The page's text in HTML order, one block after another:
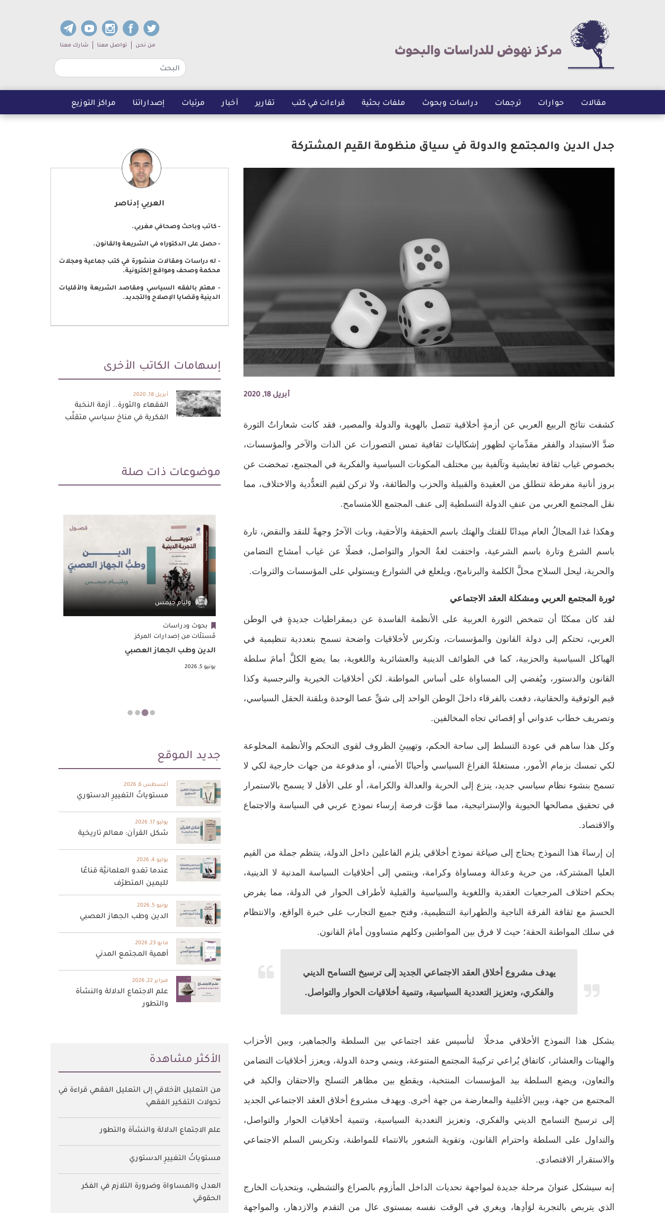
Sub navigation
من نحن تواصل معنا شارك معنا
مقالات حوارات ترجمات دراسات وبحوث ملفات بحثية قراءات في كتب تقارير أخبار مرئيات إصداراتنا مراكز التوزيع
جدل الدين والمجتمع والدولة في سياق منظومة القيم المشتركة
أبريل 18, 2020
كشفت نتائج الربيع العربي عن أزمةٍ أخلاقية تتصل بالهوية والدولة والمصير، فقد كانت شعاراتُ الثورة
ضدَّ الاستبداد والفقر مقدِّماتٍ لظهور إشكاليات ثقافية تمس التصورات عن الذات والآخر والمؤسسات،
بخصوص غياب ثقافة تعايشية وتآلفية بين مختلف المكونات السياسية والفكرية في المجتمع، تمخضت عن
بروز أنانية مفرطة تنطلق من العقيدة والقبيلة والحزب والطائفة، ولا تركن لقيم التعدُّدية والاختلاف، مما
نقل المجتمع العربي من عنفِ الدولة التسلطية إلى عنف المجتمع اللامتسامح.
وهكذا غدا المجالُ العام ميدانًا للفتك والهتك باسم الحقيقة والأحقية، وبات الآخرُ وجهةً للنقد والنقض، تارة
باسم الشرع وتارة باسم الشرعية، واختفت لغةُ الحوار والتواصل، فضلًا عن غياب أمشاج التضامن
والحرية، ليحل السلاح محلَّ الكلمة والبرنامج، ويلعلع في الشوارع ويستولي على المؤسسات والثروات.
ثورة المجتمع العربي ومشكلة العقد الاجتماعي
لقد كان ممكنًا أن تتمخض الثورة العربية على الأنظمة الفاسدة عن ديمقراطيات جديدةٍ في الوطن
العربي، تحتكم إلى دولة القانون والمؤسسات، وتكرس لأخلاقيات واضحة تسمح بتعددية تنظيمية في
الهياكل السياسية والحزبية، كما في الطوائف الدينية والعشائرية واللغوية، بما يضع الكلَّ أمامَ سلطة
القانون والدستور، ويُفضي إلى المساواة على أساس المواطنة. لكن أخلاقيات الخيرية والنرجسية وكذا
قيم الوثوقية والحقانية، دفعت بالفرقاء داخلَ الوطن الواحد إلى شقِّ عصا الوحدة وبلقنة الحقل السياسي،
وتصريف خطاب عدواني أو إقصائي تجاه المخالفين.
وكل هذا ساهم في عودة التسلط إلى ساحة الحكم، وتهييئِ الظروف لقوى التحكم والأنظمة المخلوعة
لكي تمسك بزمام الأمور، مستغلةً الفراغ السياسي وأحيانًا الأمني، أو مدفوعة من جهات خارجية لكي لا
تسمح بنشوء نظام سياسي جديد، ينزع إلى الحرية والعدالة والكرامة، أو على الأقل لا يسمح بالاستمرار
في تحقيق مصالحها الحيوية والإستراتيجية، مما فوَّت فرصة إرساء نموذج عربي في السياسة والاجتماع
والاقتصاد.
إن إرساءَ هذا النموذج يحتاج إلى صياغة نموذج أخلاقي يلزم الفاعلين داخل الدولة، ينتظم جملة من القيم
العليا المشتركة، من حرية وعدالة ومساواة وكرامة، وينتمي إلى أخلاقيات السياسة المدنية لا الدينية،
بحكم اختلاف المرجعيات العقدية واللغوية والسياسية والقبلية لأطراف الحوار في الدولة، مما يفرض
الحسمَ مع ثقافة الفرقة الناجية والطهرانية التنظيمية، وفتح جميع التجارب على خبرة الواقع، والانتظام
في سلك المواطنة الحقة؛ حيث لا فرق بين المواطنين وكلهم متساوون أمامَ القانون.
يهدف مشروع أخلاق العقد الاجتماعي الجديد إلى ترسيخ التسامح الديني
والفكري، وتعزيز التعددية السياسية، وتنمية أخلاقيات الحوار والتواصل.
يشكل هذا النموذج الأخلاقي مدخلًا لتأسيس عقد اجتماعي بين السلطة والجماهير، وبين الأحزاب
والهيئات والعشائر، كاتفاق يُراعي تركيبةَ المجتمع المتنوعة، وينمي وحدة الدولة، ويعزز أخلاقيات التضامن
والتعاون، ويضع السلطة بيد المؤسسات المنتخبة، ويقطع بين مظاهر التسلح والاحتقان والكيد في
المجتمع من جهة، وبين الأغلبية والمعارضة من جهة أخرى. ويهدف مشروع أخلاق العقد الاجتماعي الجديد
إلى ترسيخ التسامح الديني والفكري، وتعزيز التعددية السياسية، وتنمية أخلاقيات الحوار والتواصل،
والتداول على السلطة واحترام القانون، وتقوية الشعور بالانتماء للمواطنة، وتكريس السلم الاجتماعي
والاستقرار الاقتصادي.
إنه سيشكل عنوانَ مرحلة جديدة لمواجهة تحديات الداخل المأزوم بالصراع والتشظي، وبتحديات الخارج
الذي يتربص بالتجربة لوَأدِها، ويغري في الوقت نفسه بمستوى عال من التقدم والازدهار، والمواجهة
العربي إدناصر
- كاتب وباحث وصحافي مغربي.
- حصل على الدكتوراه في الشريعة والقانون.
- له دراسات ومقالات منشورة في كتب جماعية ومجلات
محكمة وصحف ومواقع إلكترونية.
- مهتم بالفقه السياسي ومقاصد الشريعة والأقليات
الدينية وقضايا الإصلاح والتجديد.
إسهامات الكاتب الأخرى
أبريل 18, 2020
الفقهاء والثورة.. أزمة النخبة
الفكرية في مناخ سياسي متقلِّب
موضوعات ذات صلة
أحمد مرعي المعماري
بحوث ودراسات
العلوم الإسلامية
الممارسة الاجتماعية وتأثيرها في الاجتهاد
ديسمبر 29, 2025
بحوث ودراسات
مُستلّات من إصدارات المركز
عندما تغدو العلمانيَّة قناعًا لليمين المتطرّف
يوليو 4, 2026
وليام جيمس
بحوث ودراسات
مُستلّات من إصدارات المركز
الدين وطب الجهاز العصبي
يونيو 5, 2026
جديد الموقع
أغسطس 6, 2026
مستوياتُ التغييرِ الدستوري
يوليو 17, 2026
شكل القرآن: معالم تاريخية
يوليو 4, 2026
عندما تغدو العلمانيَّة قناعًا
لليمين المتطرّف
يونيو 5, 2026
الدين وطب الجهاز العصبي
مايو 23, 2026
أهمية المجتمع المدني
فبراير 22, 2026
علم الاجتماع الدلالة والنشأة
والتطور
اﻷكثر مشاهدة
من التعليل الأخلاقي إلى التعليل الفقهي قراءة في
تحولات التفكير الفقهي
علم الاجتماع الدلالة والنشأة والتطور
مستوياتُ التغييرِ الدستوري
العدل والمساواة وضرورة التلازم في الفكر
الحقوقي